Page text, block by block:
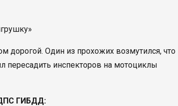
дорогой. Один из прохожих возмутился, что
пересадить инспекторов на мотоциклы
ДПС ГИБДД: